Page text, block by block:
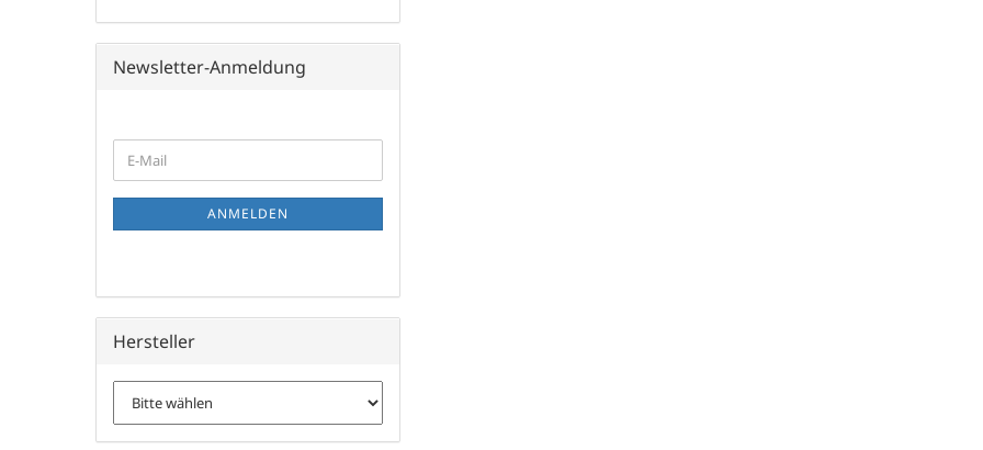
Newsletter-Anmeldung
ZUR
NEWSLETTER-
E-
Mail
ANMELDEN
Hersteller